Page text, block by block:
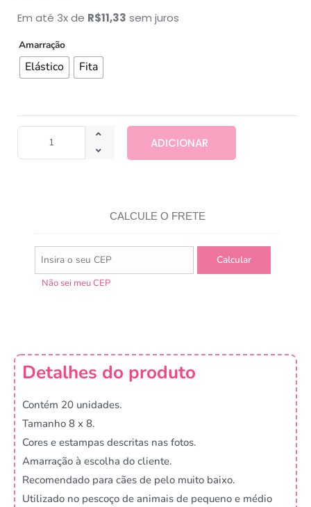
Em até 3x de R$11,33 sem juros
Amarração
Elástico Fita
ADICIONAR
CALCULE O FRETE
Não sei meu CEP
Detalhes do produto
Contém 20 unidades.
Tamanho 8 x 8.
Cores e estampas descritas nas fotos.
Amarração à escolha do cliente.
Recomendado para cães de pelo muito baixo.
Utilizado no pescoço de animais de pequeno e médio